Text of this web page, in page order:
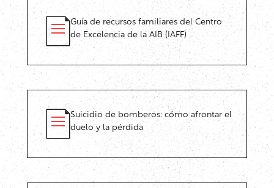
Guía de recursos familiares del Centro
de Excelencia de la AIB (IAFF)
Suicidio de bomberos: cómo afrontar el
duelo y la pérdida